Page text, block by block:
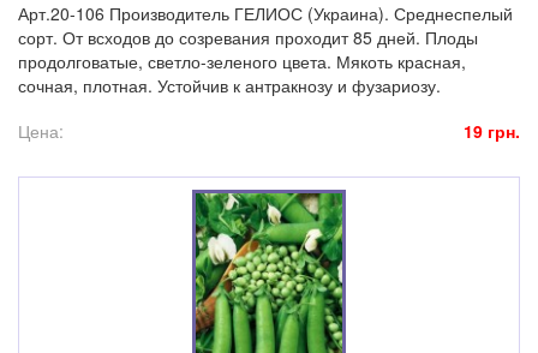
Арт.20-106 Производитель ГЕЛИОС (Украина). Среднеспелый
сорт. От всходов до созревания проходит 85 дней. Плоды
продолговатые, светло-зеленого цвета. Мякоть красная,
сочная, плотная. Устойчив к антракнозу и фузариозу.
Цена:
19 грн.